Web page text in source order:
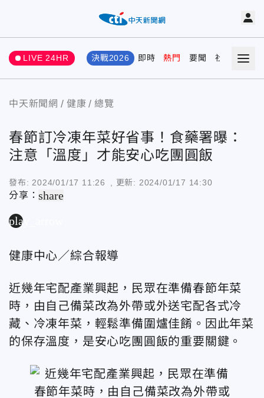
LIVE 24HR 決戰2026 即時 熱門 要聞 社會 娛樂
中天新聞網 健康 總覽
春節訂冷凍年菜好省事！食藥署曝：
注意「溫度」才能安心吃團圓飯
發布: 2024/01/17 11:26 , 更新: 2024/01/17 14:30
分享：share
play_arrow
健康中心／綜合報導
近幾年宅配產業興起，民眾在準備春節年菜
時，由自己備菜改為外帶或外送宅配各式冷
藏、冷凍年菜，輕鬆準備圍爐佳餚。因此年菜
的保存溫度，是安心吃團圓飯的重要關鍵。